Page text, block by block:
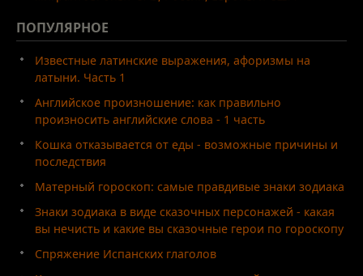
ПОПУЛЯРНОЕ
Известные латинские выражения, афоризмы на
латыни. Часть 1
Английское произношение: как правильно
произносить английские слова - 1 часть
Кошка отказывается от еды - возможные причины и
последствия
Матерный гороскоп: самые правдивые знаки зодиака
Знаки зодиака в виде сказочных персонажей - какая
вы нечисть и какие вы сказочные герои по гороскопу
Спряжение Испанских глаголов